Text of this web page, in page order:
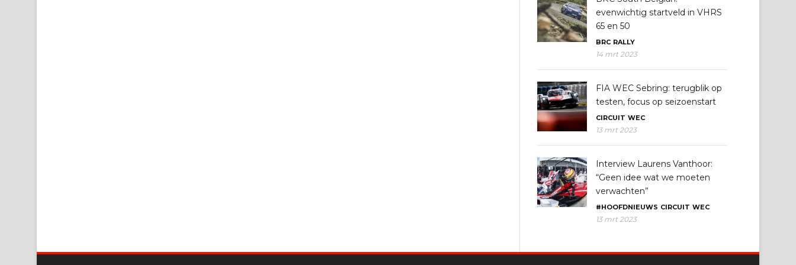
evenwichtig startveld in VHRS
65 en 50
BRC RALLY
14 mrt 2023
FIA WEC Sebring: terugblik op
testen, focus op seizoenstart
CIRCUIT WEC
13 mrt 2023
Interview Laurens Vanthoor:
“Geen idee wat we moeten
verwachten”
#HOOFDNIEUWS CIRCUIT WEC
13 mrt 2023